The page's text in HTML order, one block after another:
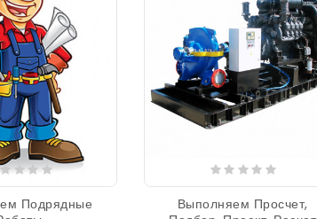
Подрядные
Выполняем Просчет,